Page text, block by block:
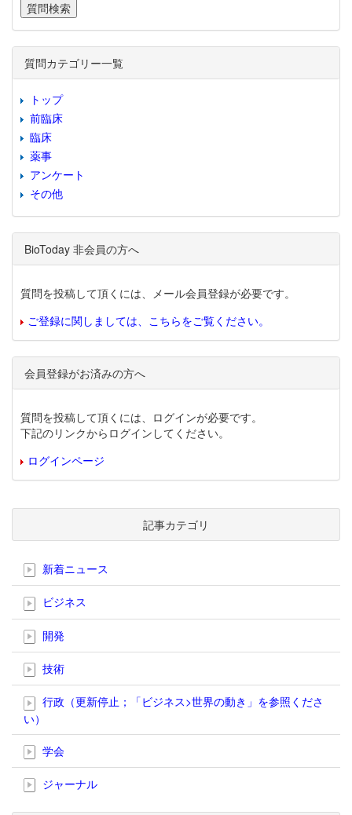
質問カテゴリー一覧
トップ
前臨床
臨床
薬事
アンケート
その他
BioToday 非会員の方へ
質問を投稿して頂くには、メール会員登録が必要です。
ご登録に関しましては、こちらをご覧ください。
会員登録がお済みの方へ
質問を投稿して頂くには、ログインが必要です。
下記のリンクからログインしてください。
ログインページ
記事カテゴリ
新着ニュース
ビジネス
開発
技術
行政（更新停止；「ビジネス>世界の動き」を参照くださ
い）
学会
ジャーナル